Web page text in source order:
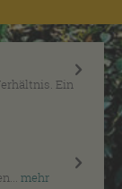
Ein
mehr